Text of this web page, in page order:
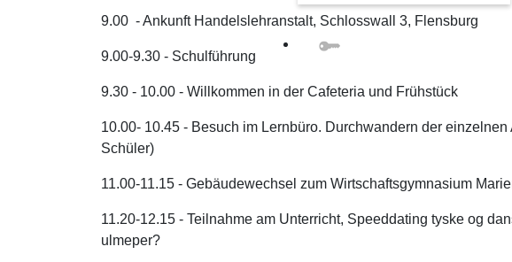
9.00 - Ankunft Handelslehranstalt, Schlosswall 3, Flensburg
9.00-9.30 - Schulführung
9.30 - 10.00 - Willkommen in der Cafeteria und Frühstück
10.00- 10.45 - Besuch im Lernbüro. Durchwandern der
Schüler)
11.00-11.15 - Gebäudewechsel zum Wirtschaftsgymnasium
11.20-12.15 - Teilnahme am Unterricht, Speeddating tyske og
ulmeper?